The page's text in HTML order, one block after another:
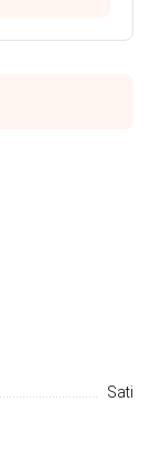
Sati